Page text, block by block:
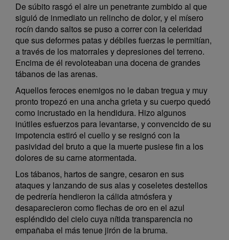
De súbito rasgó el aire un penetrante zumbido al que
siguió de inmediato un relincho de dolor, y el mísero
rocín dando saltos se puso a correr con la celeridad
que sus deformes patas y débiles fuerzas le permitían,
a través de los matorrales y depresiones del terreno.
Encima de él revoloteaban una docena de grandes
tábanos de las arenas.
Aquellos feroces enemigos no le daban tregua y muy
pronto tropezó en una ancha grieta y su cuerpo quedó
como incrustado en la hendidura. Hizo algunos
inútiles esfuerzos para levantarse, y convencido de su
impotencia estiró el cuello y se resignó con la
pasividad del bruto a que la muerte pusiese fin a los
dolores de su carne atormentada.
Los tábanos, hartos de sangre, cesaron en sus
ataques y lanzando de sus alas y coseletes destellos
de pedrería hendieron la cálida atmósfera y
desaparecieron como flechas de oro en el azul
espléndido del cielo cuya nítida transparencia no
empañaba el más tenue jirón de la bruma.